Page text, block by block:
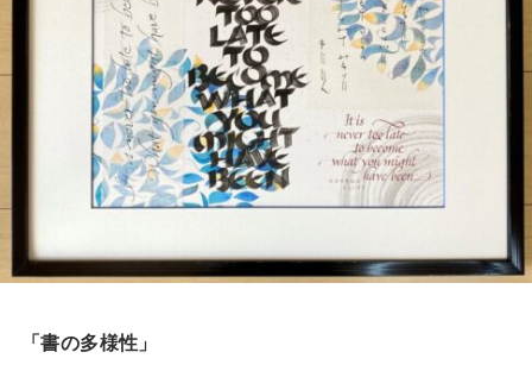
「書の多様性」